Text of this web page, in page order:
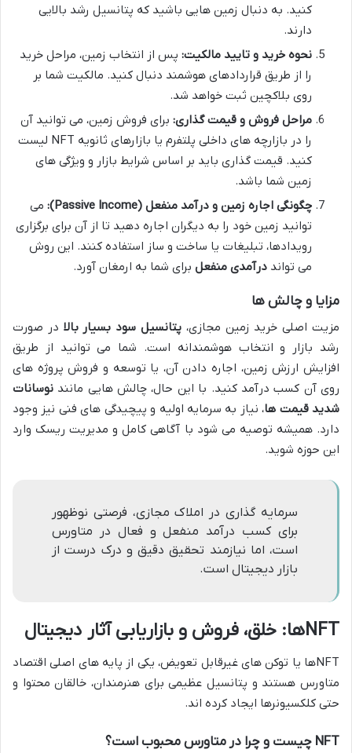
کنید. به دنبال زمین هایی باشید که پتانسیل رشد بالایی
دارند.
نحوه خرید و تایید مالکیت: پس از انتخاب زمین، مراحل خرید
را از طریق قراردادهای هوشمند دنبال کنید. مالکیت شما بر
روی بلاکچین ثبت خواهد شد.
مراحل فروش و قیمت گذاری: برای فروش زمین، می توانید آن
را در بازارچه های داخلی پلتفرم یا بازارهای ثانویه NFT لیست
کنید. قیمت گذاری باید بر اساس شرایط بازار و ویژگی های
زمین شما باشد.
چگونگی اجاره زمین و درآمد منفعل (Passive Income):
می
توانید زمین خود را به دیگران اجاره دهید تا از آن برای برگزاری
رویدادها، تبلیغات یا ساخت و ساز استفاده کنند. این روش
می تواند درآمدی منفعل برای شما به ارمغان آورد.
مزایا و چالش ها
مزیت اصلی خرید زمین مجازی، پتانسیل سود بسیار بالا در صورت
رشد بازار و انتخاب هوشمندانه است. شما می توانید از طریق
افزایش ارزش زمین، اجاره دادن آن، یا توسعه و فروش پروژه های
روی آن کسب درآمد کنید. با این حال، چالش هایی مانند نوسانات
شدید قیمت ها، نیاز به سرمایه اولیه و پیچیدگی های فنی نیز وجود
دارد. همیشه توصیه می شود با آگاهی کامل و مدیریت ریسک وارد
این حوزه شوید.
سرمایه گذاری در املاک مجازی، فرصتی نوظهور
برای کسب درآمد منفعل و فعال در متاورس
است، اما نیازمند تحقیق دقیق و درک درست از
بازار دیجیتال است.
NFTها: خلق، فروش و بازاریابی آثار دیجیتال
NFTها یا توکن های غیرقابل تعویض، یکی از پایه های اصلی اقتصاد
متاورس هستند و پتانسیل عظیمی برای هنرمندان، خالقان محتوا و
حتی کلکسیونرها ایجاد کرده اند.
NFT چیست و چرا در متاورس محبوب است؟